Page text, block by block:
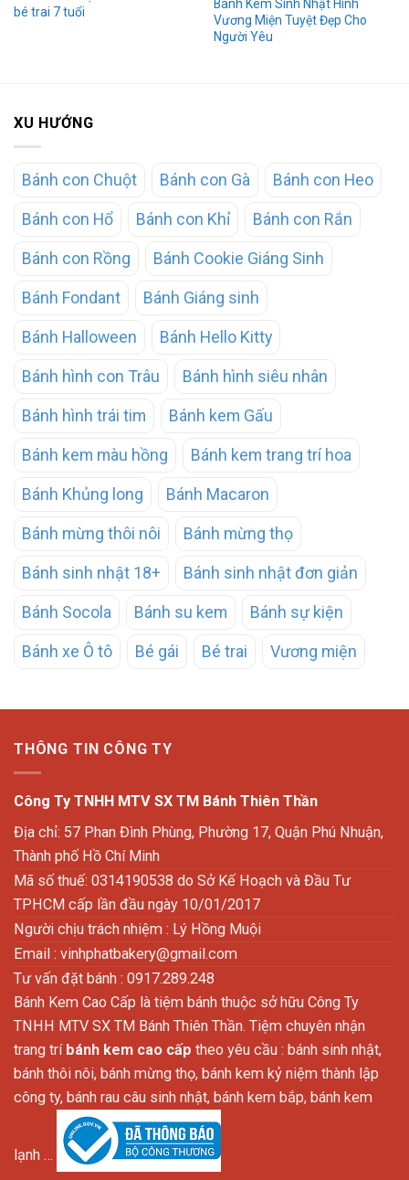
bé trai 7 tuổi
Bánh Kem Sinh Nhật Hình
Vương Miện Tuyệt Đẹp Cho
Người Yêu
XU HƯỚNG
Bánh con Chuột Bánh con Gà Bánh con Heo
Bánh con Hổ Bánh con Khỉ Bánh con Rắn
Bánh con Rồng Bánh Cookie Giáng Sinh
Bánh Fondant Bánh Giáng sinh
Bánh Halloween Bánh Hello Kitty
Bánh hình con Trâu Bánh hình siêu nhân
Bánh hình trái tim Bánh kem Gấu
Bánh kem màu hồng Bánh kem trang trí hoa
Bánh Khủng long Bánh Macaron
Bánh mừng thôi nôi Bánh mừng thọ
Bánh sinh nhật 18+ Bánh sinh nhật đơn giản
Bánh Socola Bánh su kem Bánh sự kiện
Bánh xe Ô tô Bé gái Bé trai Vương miện
THÔNG TIN CÔNG TY
Công Ty TNHH MTV SX TM Bánh Thiên Thần
Địa chỉ: 57 Phan Đình Phùng, Phường 17, Quận Phú Nhuận,
Thành phố Hồ Chí Minh
Mã số thuế: 0314190538 do Sở Kế Hoạch và Đầu Tư
TPHCM cấp lần đầu ngày 10/01/2017
Người chịu trách nhiệm : Lý Hồng Muội
Email : vinhphatbakery@gmail.com
Tư vấn đặt bánh : 0917.289.248
Bánh Kem Cao Cấp là tiệm bánh thuộc sở hữu Công Ty
TNHH MTV SX TM Bánh Thiên Thần. Tiệm chuyên nhận
trang trí bánh kem cao cấp theo yêu cầu : bánh sinh nhật,
bánh thôi nôi, bánh mừng thọ, bánh kem kỷ niệm thành lập
công ty, bánh rau câu sinh nhật, bánh kem bắp, bánh kem
lạnh …